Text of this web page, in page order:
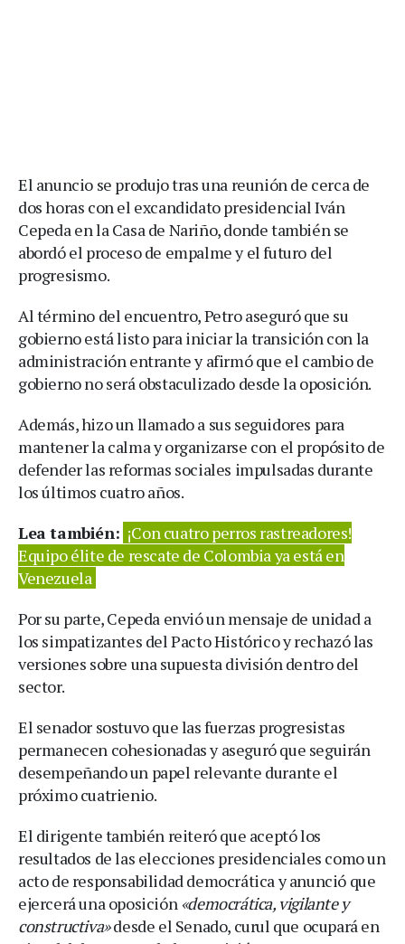
El anuncio se produjo tras una reunión de cerca de
dos horas con el excandidato presidencial Iván
Cepeda en la Casa de Nariño, donde también se
abordó el proceso de empalme y el futuro del
progresismo.
Al término del encuentro, Petro aseguró que su
gobierno está listo para iniciar la transición con la
administración entrante y afirmó que el cambio de
gobierno no será obstaculizado desde la oposición.
Además, hizo un llamado a sus seguidores para
mantener la calma y organizarse con el propósito de
defender las reformas sociales impulsadas durante
los últimos cuatro años.
Lea también: ¡Con cuatro perros rastreadores!
Equipo élite de rescate de Colombia ya está en
Venezuela
Por su parte, Cepeda envió un mensaje de unidad a
los simpatizantes del Pacto Histórico y rechazó las
versiones sobre una supuesta división dentro del
sector.
El senador sostuvo que las fuerzas progresistas
permanecen cohesionadas y aseguró que seguirán
desempeñando un papel relevante durante el
próximo cuatrienio.
El dirigente también reiteró que aceptó los
resultados de las elecciones presidenciales como un
acto de responsabilidad democrática y anunció que
ejercerá una oposición«democrática, vigilante y
constructiva»desde el Senado, curul que ocupará en